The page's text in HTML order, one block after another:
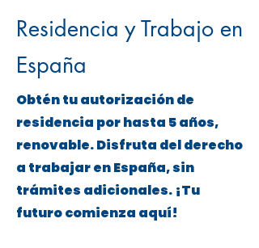
Residencia y Trabajo en
España
Obtén tu autorización de
residencia por hasta 5 años,
renovable. Disfruta del derecho
a trabajar en España, sin
trámites adicionales. ¡Tu
futuro comienza aquí!